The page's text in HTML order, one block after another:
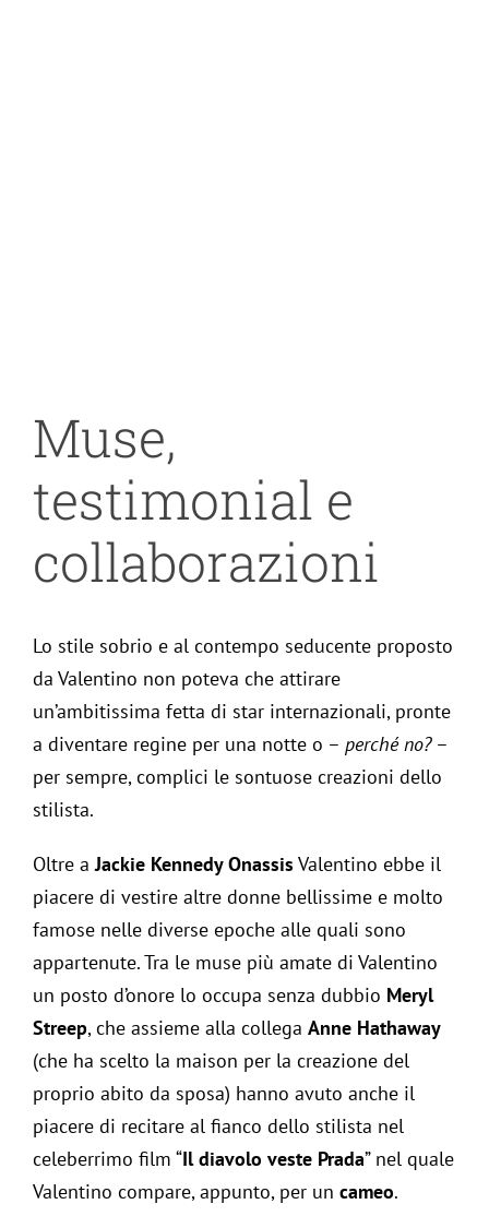
Muse,
testimonial e
collaborazioni
Lo stile sobrio e al contempo seducente proposto
da Valentino non poteva che attirare
un’ambitissima fetta di star internazionali, pronte
a diventare regine per una notte o – perché no?–
per sempre, complici le sontuose creazioni dello
stilista.
Oltre aJackie Kennedy Onassis Valentino ebbe il
piacere di vestire altre donne bellissime e molto
famose nelle diverse epoche alle quali sono
appartenute. Tra le muse più amate di Valentino
un posto d’onore lo occupa senza dubbio Meryl
Streep, che assieme alla collega Anne Hathaway
(che ha scelto la maison per la creazione del
proprio abito da sposa) hanno avuto anche il
piacere di recitare al fianco dello stilista nel
celeberrimo film “Il diavolo veste Prada” nel quale
Valentino compare, appunto, per un cameo.